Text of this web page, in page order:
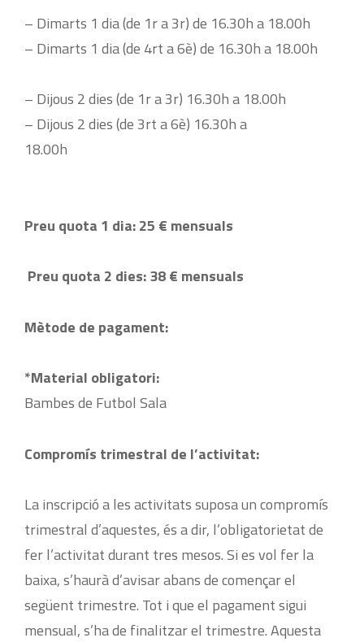
– Dimarts 1 dia (de 1r a 3r) de 16.30h a 18.00h
– Dimarts 1 dia (de 4rt a 6è) de 16.30h a 18.00h
– Dijous 2 dies (de 1r a 3r) 16.30h a 18.00h
– Dijous 2 dies (de 3rt a 6è) 16.30h a
18.00h
Preu quota 1 dia: 25 € mensuals
Preu quota 2 dies: 38 € mensuals
Mètode de pagament:
*Material obligatori:
Bambes de Futbol Sala
Compromís trimestral de l’activitat:
La inscripció a les activitats suposa un compromís
trimestral d’aquestes, és a dir, l’obligatorietat de
fer l’activitat durant tres mesos. Si es vol fer la
baixa, s’haurà d’avisar abans de començar el
següent trimestre. Tot i que el pagament sigui
mensual, s’ha de finalitzar el trimestre. Aquesta